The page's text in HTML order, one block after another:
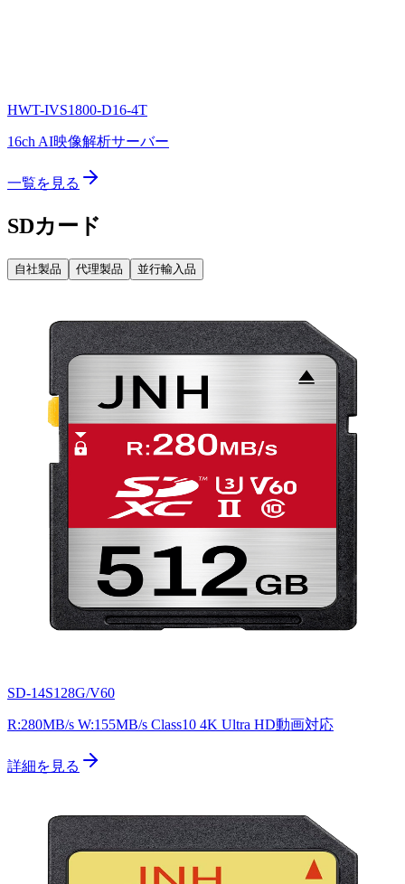
HWT-IVS1800-D16-4T
16ch AI映像解析サーバー
一覧を見る
SDカード
自社製品 代理製品 並行輸入品
SD-14S128G/V60
R:280MB/s W:155MB/s Class10 4K Ultra HD動画対応
詳細を見る